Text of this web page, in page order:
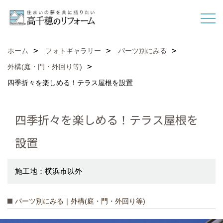
ホーム フォトギャラリー
パーツ別にみる
外構(庭・門・外回り等)
四季折々を楽しめる！テラス屋根を設置
四季折々を楽しめる！テラス屋根を
設置
施工地：横浜市以外
パーツ別にみる｜外構(庭・門・外回り等)